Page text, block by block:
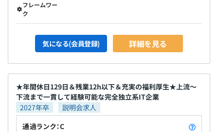
フレームワー
ク
気になる(会員登録) 詳細を見る
★年間休日129日＆残業12h以下＆充実の福利厚生★上流～
下流まで一貫して経験可能な完全独立系IT企業
2027年卒
説明会求人
通過ランク：C